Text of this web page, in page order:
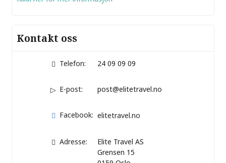
Kontakt oss
Telefon: 24 09 09 09
E-post: post@elitetravel.no
Facebook: elitetravel.no
Adresse:
Elite Travel AS
Grensen 15